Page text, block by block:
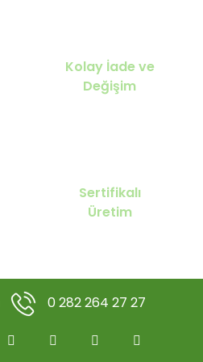
Kolay İade ve
Değişim
Sertifikalı
Üretim
0 282 264 27 27